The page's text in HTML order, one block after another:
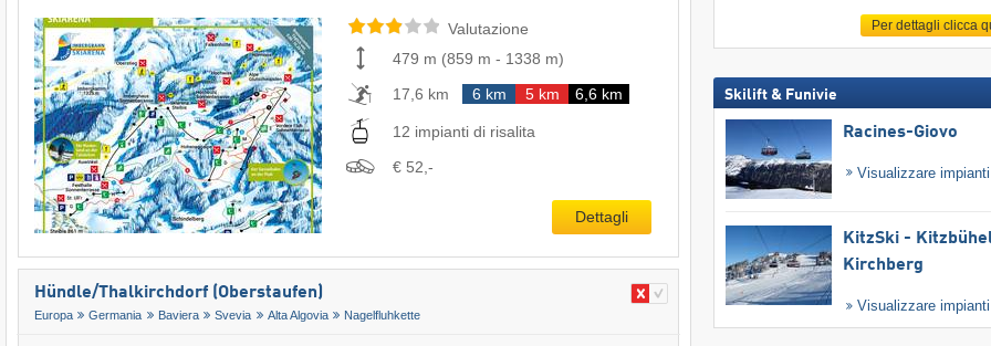
Valutazione
479 m (859 m - 1338 m)
17,6 km
6 km 5 km 6,6 km
12 impianti di risalita
€ 52,-
Dettagli
Hündle/​Thalkirchdorf (Oberstaufen)
Europa Germania Baviera Svevia Alta Algovia Nagelfluhkette
Per dettagli clicca
Skilift & Funivie
Racines-Giovo
Visualizzare
KitzSki -
Kirchberg
Visualizzare